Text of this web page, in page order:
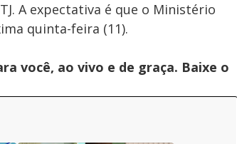
A expectativa é que o Ministério
quinta-feira (11).
você, ao vivo e de graça. Baixe o